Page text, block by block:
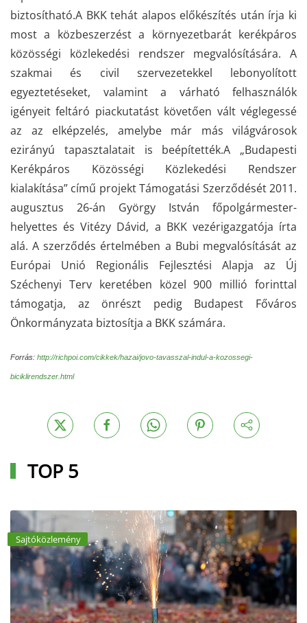
biztosítható.A BKK tehát alapos előkészítés után írja ki
most a közbeszerzést a környezetbarát kerékpáros
közösségi közlekedési rendszer megvalósítására. A
szakmai és civil szervezetekkel lebonyolított
egyeztetéseket, valamint a várható felhasználók
igényeit feltáró piackutatást követően vált véglegessé
az az elképzelés, amelybe már más világvárosok
ezirányú tapasztalatait is beépítették.A „Budapesti
Kerékpáros Közösségi Közlekedési Rendszer
kialakítása” című projekt Támogatási Szerződését 2011.
augusztus 26-án György István főpolgármester-
helyettes és Vitézy Dávid, a BKK vezérigazgatója írta
alá. A szerződés értelmében a Bubi megvalósítását az
Európai Unió Regionális Fejlesztési Alapja az Új
Széchenyi Terv keretében közel 900 millió forinttal
támogatja, az önrészt pedig Budapest Főváros
Önkormányzata biztosítja a BKK számára.
Forrás: http://richpoi.com/cikkek/hazai/jovo-tavasszal-indul-a-kozossegi-
biciklirendszer.html
TOP 5
Sajtóközlemény